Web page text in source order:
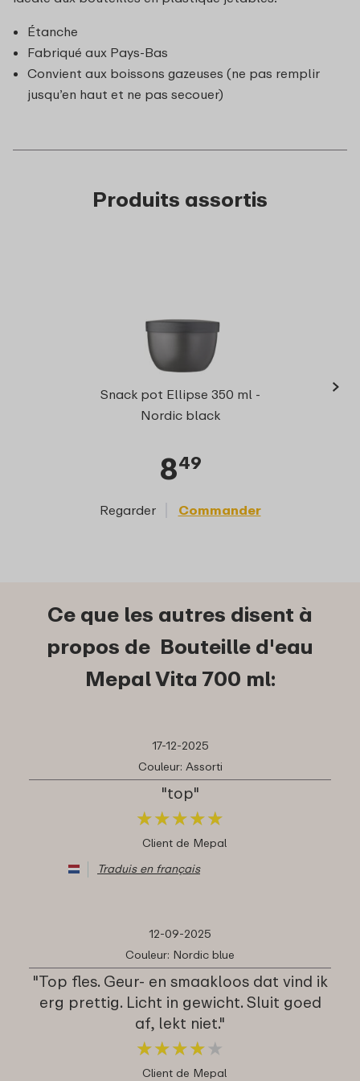
Étanche
Fabriqué aux Pays-Bas
Convient aux boissons gazeuses (ne pas remplir
jusqu’en haut et ne pas secouer)
Produits assortis
Snack pot Ellipse 350 ml -
Nordic black
849
Regarder Commander
›
Ce que les autres disent à
propos de Bouteille d'eau
Mepal Vita 700 ml:
17-12-2025
Couleur: Assorti
"top"
★★★★★
★★★★★
Client de Mepal
Traduis en français
12-09-2025
Couleur: Nordic blue
"Top fles. Geur- en smaakloos dat vind ik
erg prettig. Licht in gewicht. Sluit goed
af, lekt niet."
★★★★ ★
★★★★ ★
Client de Mepal